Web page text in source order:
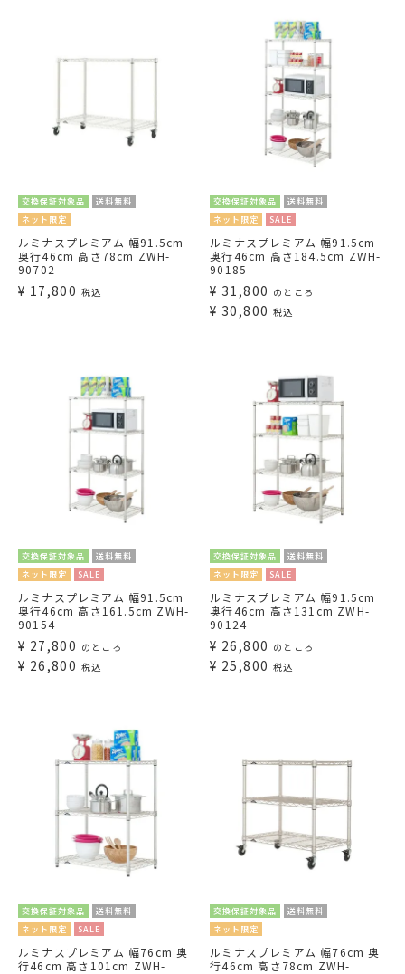
交換保証対象品
送料無料
ネット限定
ルミナスプレミアム 幅91.5cm
奥行46cm 高さ78cm ZWH-
90702
¥ 17,800 税込
交換保証対象品
送料無料
ネット限定
SALE
ルミナスプレミアム 幅91.5cm
奥行46cm 高さ184.5cm ZWH-
90185
¥ 31,800 のところ
¥ 30,800 税込
交換保証対象品
送料無料
ネット限定
SALE
ルミナスプレミアム 幅91.5cm
奥行46cm 高さ161.5cm ZWH-
90154
¥ 27,800 のところ
¥ 26,800 税込
交換保証対象品
送料無料
ネット限定
SALE
ルミナスプレミアム 幅91.5cm
奥行46cm 高さ131cm ZWH-
90124
¥ 26,800 のところ
¥ 25,800 税込
交換保証対象品
送料無料
ネット限定
SALE
ルミナスプレミアム 幅76cm 奥
行46cm 高さ101cm ZWH-
交換保証対象品
送料無料
ネット限定
ルミナスプレミアム 幅76cm 奥
行46cm 高さ78cm ZWH-